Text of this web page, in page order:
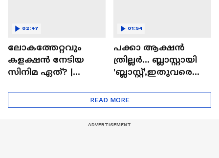
ലോകത്തേറ്റവും
കളക്ഷൻ നേടിയ
സിനിമ ഏത്? |
02:47
പക്കാ ആക്ഷൻ
ത്രില്ലർ... ബ്ലാസ്റ്റായി
'ബ്ലാസ്റ്റ്',ഇതുവരെയു
റിപ്പോർട്ട് പുറത്ത് |
Blast
01:54
READ MORE